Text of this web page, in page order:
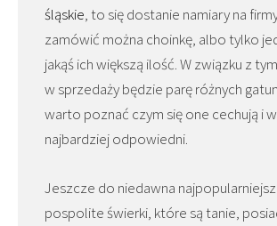
śląskie, to się dostanie namiary na
zamówić można choinkę, albo tylko
jakąś ich większą ilość. W związku z
w sprzedaży będzie parę różnych
warto poznać czym się one cechują i
najbardziej odpowiedni.
Jeszcze do niedawna
pospolite świerki, które są tanie,